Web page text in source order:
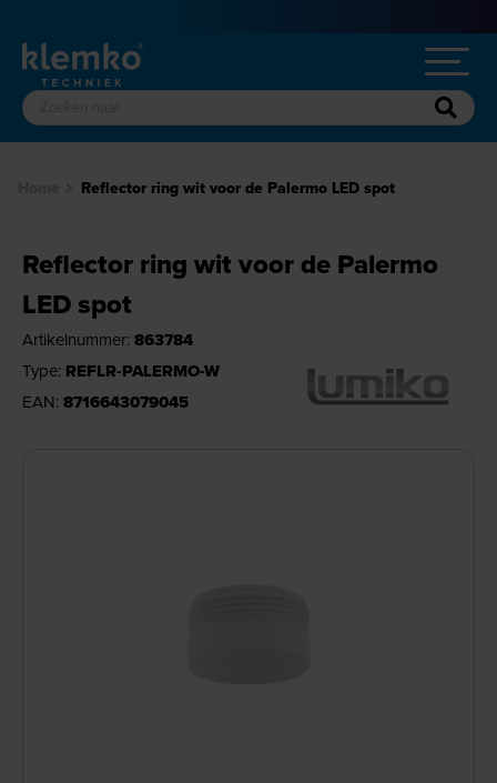
Reflector ring wit voor de Palermo LED spot
Reflector ring wit voor de Palermo
LED spot
Artikelnummer: 863784
Type: REFLR-PALERMO-W
EAN: 8716643079045